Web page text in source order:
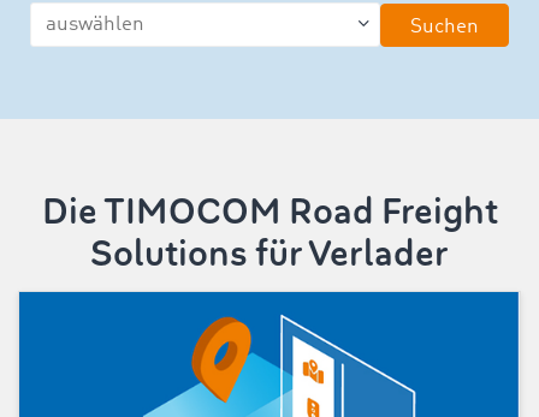
Suchen
Die TIMOCOM Road Freight
Solutions für Verlader